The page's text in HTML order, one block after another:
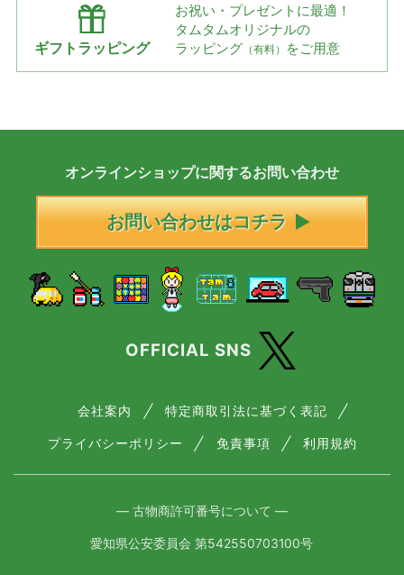
ギフトラッピング
お祝い・プレゼントに最適！
タムタムオリジナルの
ラッピング （有料） をご用意
オンラインショップに関するお問い合わせ
お問い合わせはコチラ
OFFICIAL SNS
会社案内 特定商取引法に基づく表記
プライバシーポリシー 免責事項 利用規約
― 古物商許可番号について ―
愛知県公安委員会 第542550703100号